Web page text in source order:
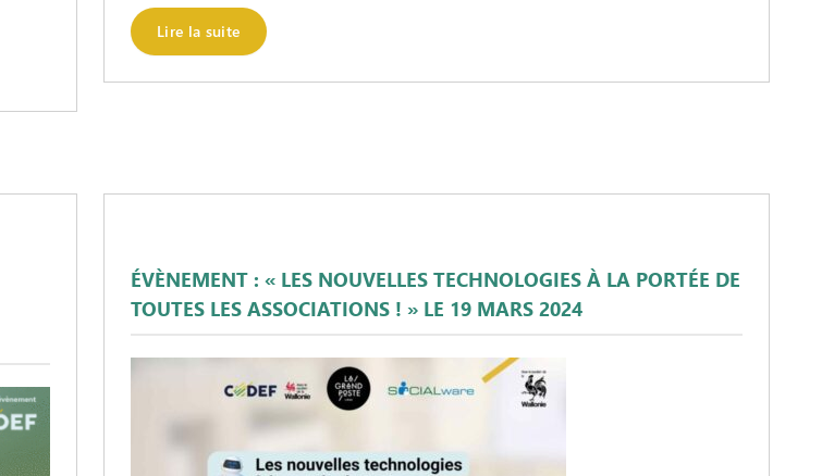
Lire la suite
ÉVÈNEMENT : « LES NOUVELLES TECHNOLOGIES À LA PORTÉE DE
TOUTES LES ASSOCIATIONS ! » LE 19 MARS 2024